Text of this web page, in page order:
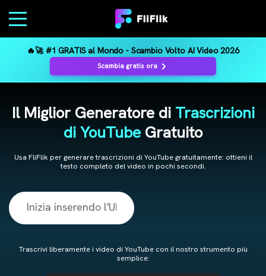
🔥🚀 #1 GRATIS al Mondo - Scambio Volto AI Video 2026
Scambia gratis ora
Il Miglior Generatore di Trascrizioni
di YouTube Gratuito
Usa FliFlik per generare trascrizioni di YouTube gratuitamente: ottieni il
testo completo del video in pochi secondi.
Trascrivi liberamente i video di YouTube con il nostro strumento più
semplice: